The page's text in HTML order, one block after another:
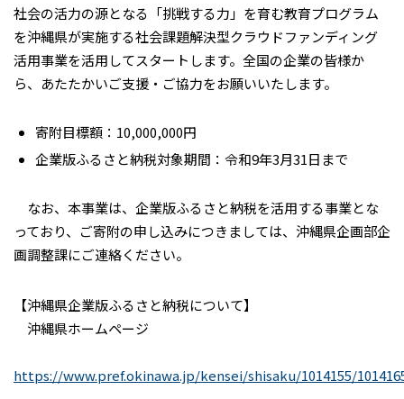
社会の活力の源となる「挑戦する力」を育む教育プログラム
を沖縄県が実施する社会課題解決型クラウドファンディング
活用事業を活用してスタートします。全国の企業の皆様か
ら、あたたかいご支援・ご協力をお願いいたします。
寄附目標額：10,000,000円
企業版ふるさと納税対象期間：令和9年3月31日まで
なお、本事業は、企業版ふるさと納税を活用する事業とな
っており、ご寄附の申し込みにつきましては、沖縄県企画部企
画調整課にご連絡ください。
【沖縄県企業版ふるさと納税について】
沖縄県ホームページ
https://www.pref.okinawa.jp/kensei/shisaku/1014155/